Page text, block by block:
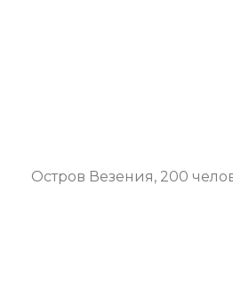
Остров Везения, 200